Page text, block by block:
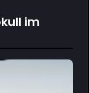
im